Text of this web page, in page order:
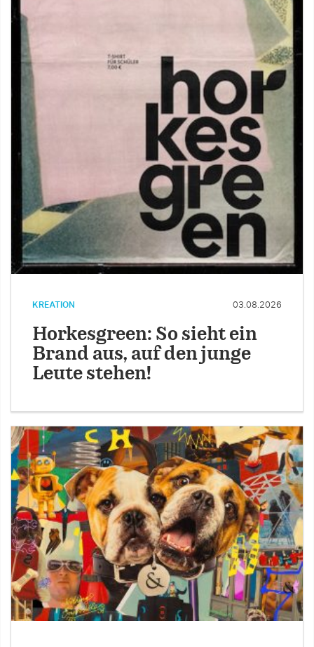
KREATION 03.08.2026
Horkesgreen: So sieht ein
Brand aus, auf den junge
Leute stehen!